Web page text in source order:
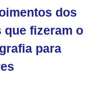
dos
que fizeram o
para